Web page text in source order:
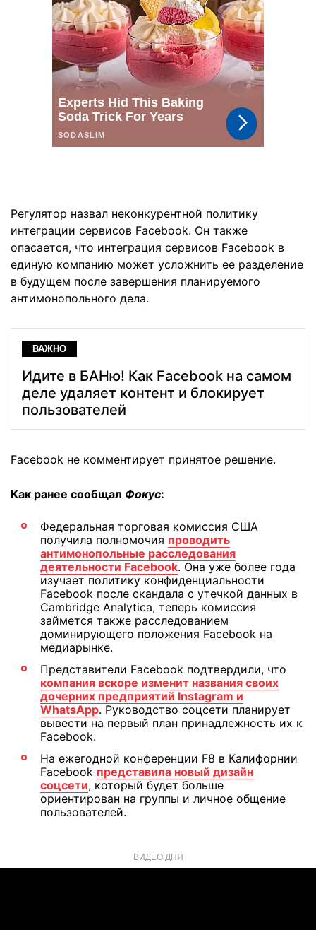
Регулятор назвал неконкурентной политику
интеграции сервисов Facebook. Он также
опасается, что интеграция сервисов Facebook в
единую компанию может усложнить ее разделение
в будущем после завершения планируемого
антимонопольного дела.
ВАЖНО
Идите в БАНю! Как Facebook на самом
деле удаляет контент и блокирует
пользователей
Facebook не комментирует принятое решение.
Как ранее сообщал Фокус:
Федеральная торговая комиссия США
получила полномочия проводить
антимонопольные расследования
деятельности Facebook. Она уже более года
изучает политику конфиденциальности
Facebook после скандала с утечкой данных в
Cambridge Analytica, теперь комиссия
займется также расследованием
доминирующего положения Facebook на
медиарынке.
Представители Facebook подтвердили, что
компания вскоре изменит названия своих
дочерних предприятий Instagram и
WhatsApp. Руководство соцсети планирует
вывести на первый план принадлежность их к
Facebook.
На ежегодной конференции F8 в Калифорнии
Facebook представила новый дизайн
соцсети, который будет больше
ориентирован на группы и личное общение
пользователей.
ВИДЕО ДНЯ